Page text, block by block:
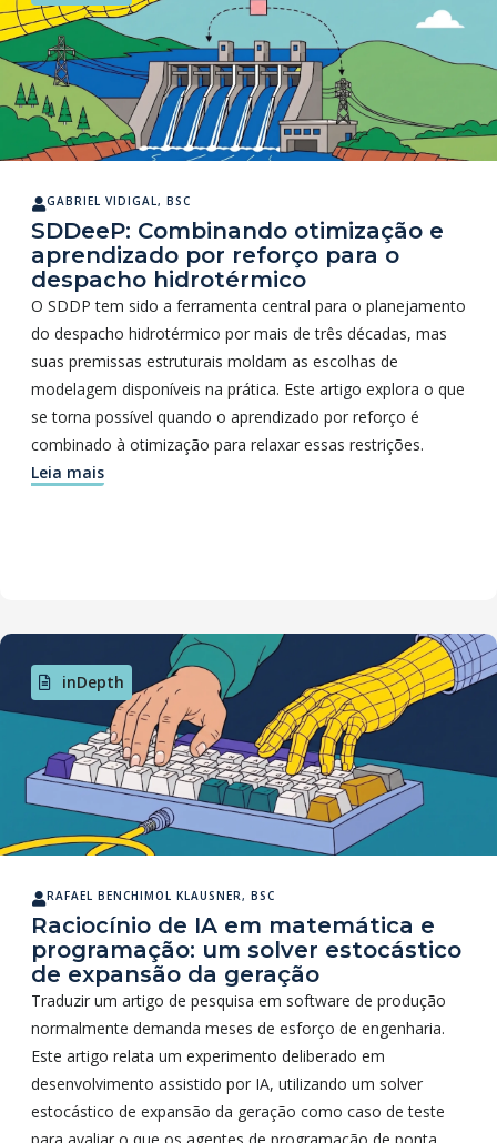
GABRIEL VIDIGAL, BSC
SDDeeP: Combinando otimização e
aprendizado por reforço para o
despacho hidrotérmico
O SDDP tem sido a ferramenta central para o planejamento
do despacho hidrotérmico por mais de três décadas, mas
suas premissas estruturais moldam as escolhas de
modelagem disponíveis na prática. Este artigo explora o que
se torna possível quando o aprendizado por reforço é
combinado à otimização para relaxar essas restrições.
Leia mais
inDepth
RAFAEL BENCHIMOL KLAUSNER, BSC
Raciocínio de IA em matemática e
programação: um solver estocástico
de expansão da geração
Traduzir um artigo de pesquisa em software de produção
normalmente demanda meses de esforço de engenharia.
Este artigo relata um experimento deliberado em
desenvolvimento assistido por IA, utilizando um solver
estocástico de expansão da geração como caso de teste